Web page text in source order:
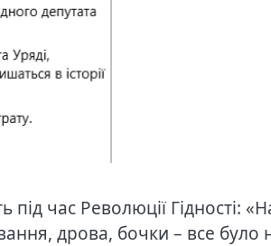
час Революції Гідності:
дрова, бочки – все було